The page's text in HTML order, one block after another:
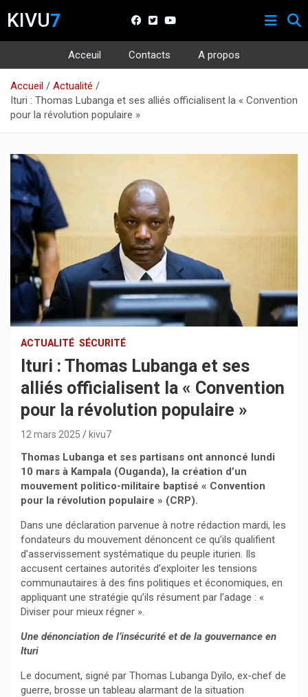
KIVU7
Acceuil Contacts
A propos
contenu
Accueil
Actualité
Ituri : Thomas Lubanga et ses alliés officialisent la « Convention
pour la révolution populaire »
ACTUALITÉ SÉCURITÉ
Ituri : Thomas Lubanga et ses
alliés officialisent la « Convention
pour la révolution populaire »
12 mars 2025 kivu7
Thomas Lubanga et ses partisans ont annoncé lundi
10 mars à Kampala (Ouganda), la création d’un
mouvement politico-militaire baptisé « Convention
pour la révolution populaire » (CRP).
Dans une déclaration parvenue à notre rédaction mardi, les
fondateurs du mouvement dénoncent ce qu’ils qualifient
d’asservissement systématique du peuple iturien. Ils
accusent certaines autorités d’exploiter les tensions
communautaires à des fins politiques et économiques, en
appliquant une stratégie qu’ils résument par l’adage : «
Diviser pour mieux régner ».
Une dénonciation de l’insécurité et de la gouvernance en
Ituri
Le document, signé par Thomas Lubanga Dyilo, ex-chef de
guerre, brosse un tableau alarmant de la situation